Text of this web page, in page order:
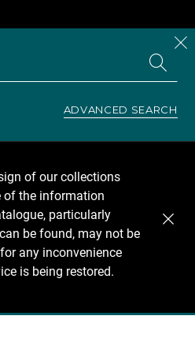
ADVANCED SEARCH
of our collections
of the information
particularly
be found, may not be
any inconvenience
is being restored.